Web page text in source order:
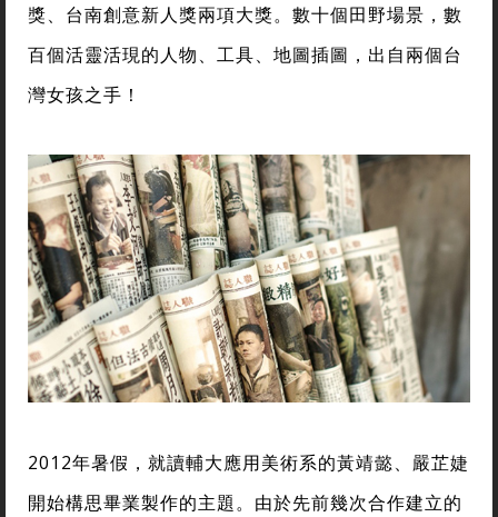
獎、台南創意新人獎兩項大獎。數十個田野場景，數
百個活靈活現的人物、工具、地圖插圖，出自兩個台
灣女孩之手！
2012年暑假，就讀輔大應用美術系的黃靖懿、嚴芷婕
開始構思畢業製作的主題。由於先前幾次合作建立的